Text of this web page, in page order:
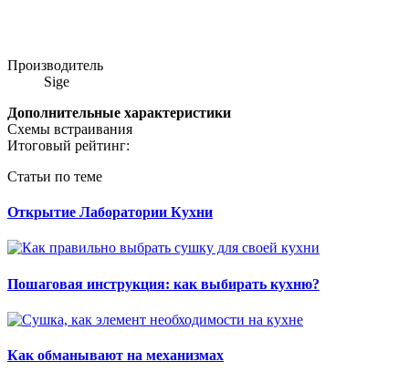
Производитель
Sige
Дополнительные характеристики
Схемы встраивания
Итоговый рейтинг:
Статьи по теме
Открытие Лаборатории Кухни
Пошаговая инструкция: как выбирать кухню?
Как обманывают на механизмах